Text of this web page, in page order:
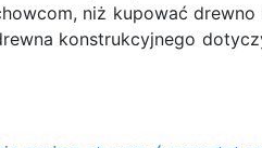
niż kupować drewno
konstrukcyjnego